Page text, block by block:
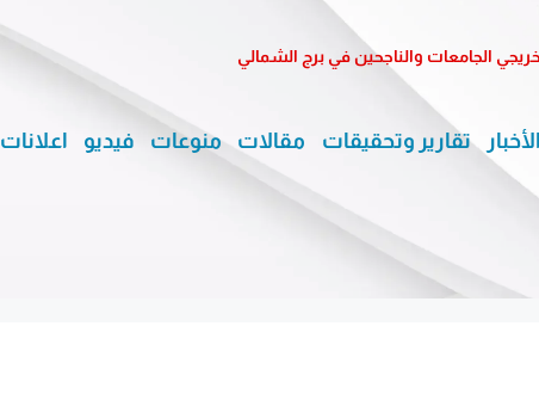
الجامعات والناجحين في برج الشمالي
الأخبار تقارير وتحقيقات مقالات منوعات فيديو اعلانات